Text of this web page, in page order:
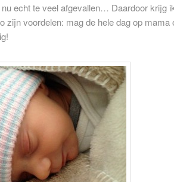
echt te veel afgevallen… Daardoor krijg
zijn voordelen: mag de hele dag op mama